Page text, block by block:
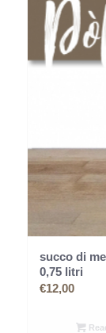
succo di
0,75 litri
€12,00